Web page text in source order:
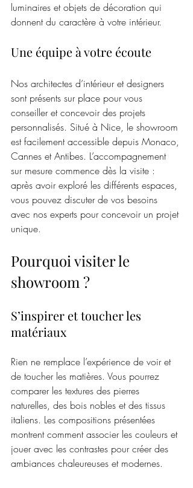
luminaires et objets de décoration qui
donnent du caractère à votre intérieur.
Une équipe à votre écoute
Nos architectes d’intérieur et designers
sont présents sur place pour vous
conseiller et concevoir des projets
personnalisés. Situé à Nice, le showroom
est facilement accessible depuis Monaco,
Cannes et Antibes. L’accompagnement
sur mesure commence dès la visite :
après avoir exploré les différents espaces,
vous pouvez discuter de vos besoins
avec nos experts pour concevoir un projet
unique.
Pourquoi visiter le
showroom ?
S’inspirer et toucher les
matériaux
Rien ne remplace l’expérience de voir et
de toucher les matières. Vous pourrez
comparer les textures des pierres
naturelles, des bois nobles et des tissus
italiens. Les compositions présentées
montrent comment associer les couleurs et
jouer avec les contrastes pour créer des
ambiances chaleureuses et modernes.